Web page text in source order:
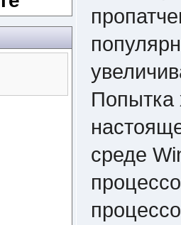
Попытка
среде